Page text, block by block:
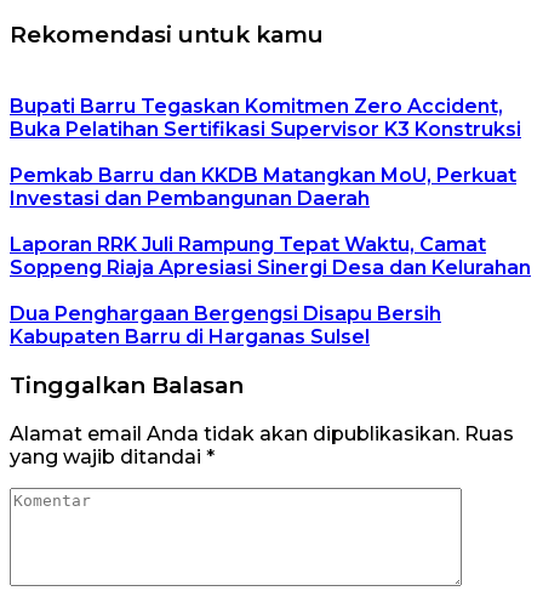
Rekomendasi untuk kamu
Bupati Barru Tegaskan Komitmen Zero Accident,
Buka Pelatihan Sertifikasi Supervisor K3 Konstruksi
Pemkab Barru dan KKDB Matangkan MoU, Perkuat
Investasi dan Pembangunan Daerah
Laporan RRK Juli Rampung Tepat Waktu, Camat
Soppeng Riaja Apresiasi Sinergi Desa dan Kelurahan
Dua Penghargaan Bergengsi Disapu Bersih
Kabupaten Barru di Harganas Sulsel
Tinggalkan Balasan
Alamat email Anda tidak akan dipublikasikan. Ruas
yang wajib ditandai *